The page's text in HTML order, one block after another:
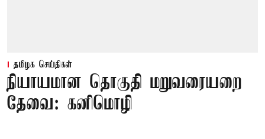
தமிழக செய்திகள்
நியாயமான தொகுதி மறுவரையறை
தேவை: கனிமொழி